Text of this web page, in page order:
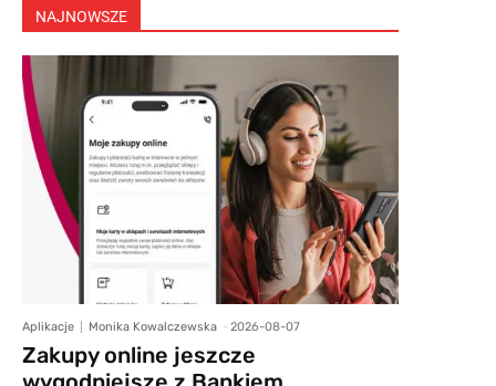
NAJNOWSZE
Aplikacje Monika Kowalczewska - 2026-08-07
Zakupy online jeszcze